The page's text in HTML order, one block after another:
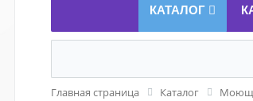
КАТАЛОГ
Главная страница Каталог